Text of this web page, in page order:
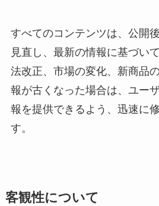
すべてのコンテンツは、公開
見直し、最新の情報に基づい
法改正、市場の変化、新商品
報が古くなった場合は、ユー
報を提供できるよう、迅速に
す。
客観性について